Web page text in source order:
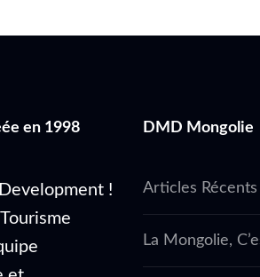
en 1998
!
DMD Mongolie
Articles Récents
La Mongolie,